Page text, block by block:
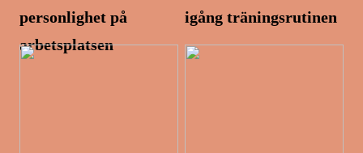
personlighet på
arbetsplatsen
igång träningsrutinen